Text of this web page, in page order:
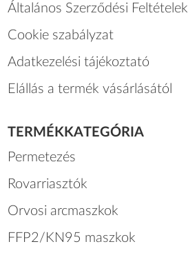
Általános Szerződési Feltételek
Cookie szabályzat
Adatkezelési tájékoztató
Elállás a termék vásárlásától
TERMÉKKATEGÓRIA
Permetezés
Rovarriasztók
Orvosi arcmaszkok
FFP2/KN95 maszkok